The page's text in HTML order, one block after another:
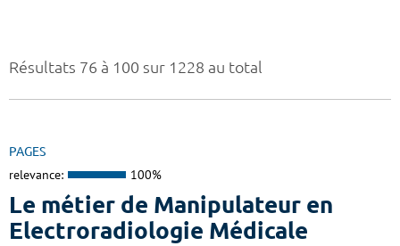
Résultats 76 à 100 sur 1228 au total
PAGES
relevance: 100%
Le métier de Manipulateur en
Electroradiologie Médicale